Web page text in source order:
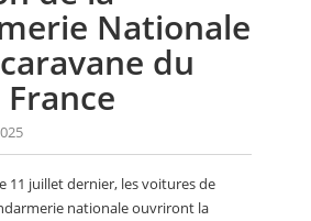
Nationale
du
11 juillet dernier, les voitures de
nationale ouvriront la